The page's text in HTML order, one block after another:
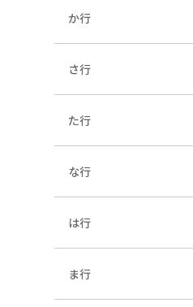
か行
さ行
た行
な行
は行
ま行